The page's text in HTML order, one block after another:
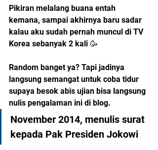
Pikiran melalang buana entah
kemana, sampai akhirnya baru sadar
kalau aku sudah pernah muncul di TV
Korea sebanyak 2 kali 🥳
Random banget ya? Tapi jadinya
langsung semangat untuk coba tidur
supaya besok abis ujian bisa langsung
nulis pengalaman ini di blog.
November 2014, menulis surat
kepada Pak Presiden Jokowi